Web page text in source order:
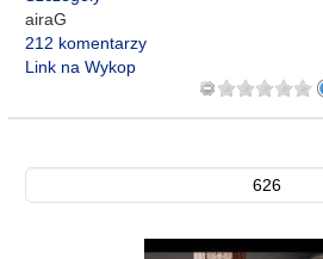
airaG
212 komentarzy
Link na Wykop
626